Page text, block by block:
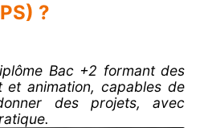
?
Bac +2 formant des
et animation, capables de
des projets, avec